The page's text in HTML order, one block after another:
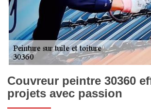
Couvreur peintre 30360
projets avec passion